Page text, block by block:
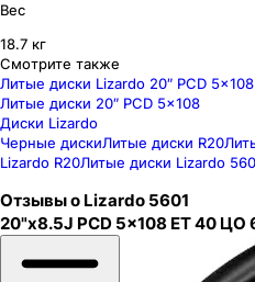
Вес
18.7 кг
Смотрите также
Литые диски Lizardo 20″ PCD 5x108
Литые диски 20″ PCD 5x108
Диски Lizardo
Черные дискиЛитые диски R20
Lizardo R20Литые диски Lizardo
Отзывы о Lizardo 5601
20"x8.5J PCD 5x108 ЕТ 40 ЦО